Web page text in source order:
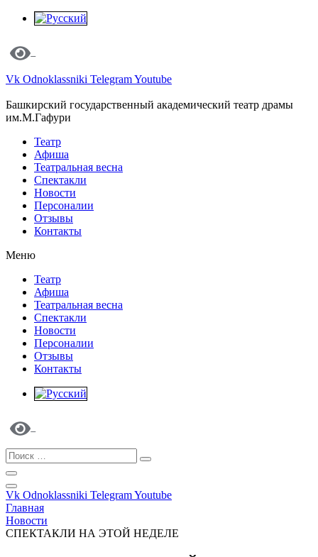
Vk Odnoklassniki TelegramYoutube
Башкирский государственный академический театр драмы
им.М.Гафури
Театр
Афиша
Театральная весна
Спектакли
Новости
Персоналии
Отзывы
Контакты
Меню
Театр
Афиша
Театральная весна
Спектакли
Новости
Персоналии
Отзывы
Контакты
Vk Odnoklassniki TelegramYoutube
Главная
Новости
СПЕКТАКЛИ НА ЭТОЙ НЕДЕЛЕ